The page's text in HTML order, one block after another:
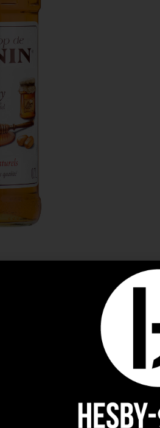
sucré du sirop Saveur Miel
Limonades et Cappuccinos ainsi